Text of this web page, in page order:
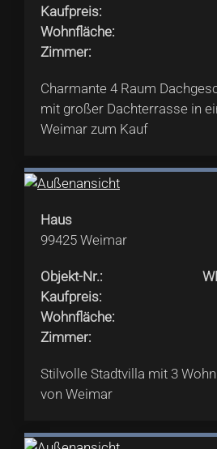
Kaufpreis:
Wohnfläche:
Zimmer:
Charmante 4 Raum
mit großer Dachterrasse in
Weimar zum Kauf
Haus
99425 Weimar
Objekt-Nr.:
Kaufpreis:
Wohnfläche:
Zimmer:
Stilvolle Stadtvilla mit 3
von Weimar